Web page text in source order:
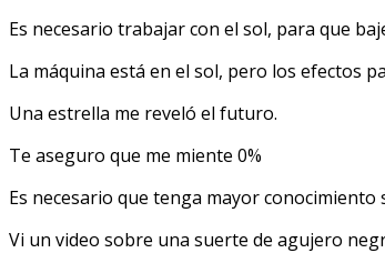
Es necesario trabajar con el sol, para que
La máquina está en el sol, pero los efectos
Una estrella me reveló el futuro.
Te aseguro que me miente 0%
Es necesario que tenga mayor conocimiento
Vi un video sobre una suerte de agujero